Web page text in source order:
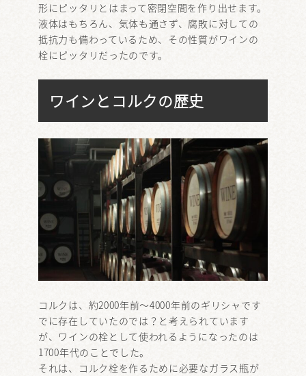
形にピッタリとはまって密閉空間を作り出せます。
液体はもちろん、気体も通さず、腐敗に対しての
抵抗力も備わっているため、その性質がワインの
栓にピッタリだったのです。
ワインとコルクの歴史
コルクは、約2000年前～4000年前のギリシャです
でに存在していたのでは？と考えられています
が、ワインの栓として使われるようになったのは
1700年代のことでした。
それは、コルク栓を作るために必要なガラス瓶が